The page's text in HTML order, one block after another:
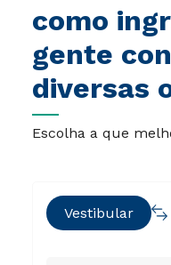
como
gente
diversas
Escolha a que
Vestibular